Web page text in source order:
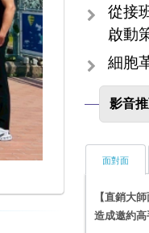
從接
影音
面對面
【直銷大
造成邀約高